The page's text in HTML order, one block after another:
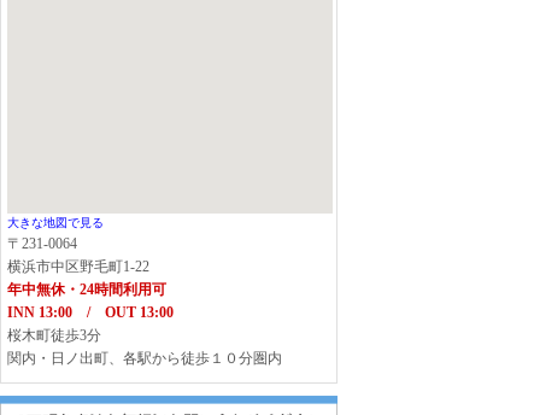
大きな地図で見る
〒231-0064
横浜市中区野毛町1-22
年中無休・24時間利用可
INN 13:00 / OUT 13:00
桜木町徒歩3分
関内・日ノ出町、各駅から徒歩１０分圏内